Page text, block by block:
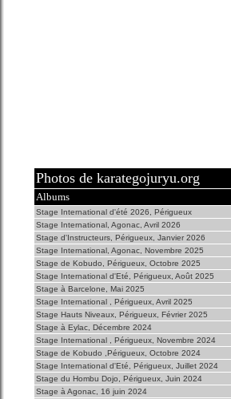
Photos de karategojuryu.org
Albums
Stage International d'été 2026, Périgueux
Stage International, Agonac, Avril 2026
Stage d'Instructeurs, Périgueux, Janvier 2026
Stage International, Agonac, Novembre 2025
Stage de Kobudo, Périgueux, Octobre 2025
Stage International d'Eté, Périgueux, Août 2025
Stage à Barcelone, Mai 2025
Stage International , Périgueux, Avril 2025
Stage Hauts Niveaux, Périgueux, Février 2025
Stage à Eylac, Décembre 2024
Stage International , Périgueux, Novembre 2024
Stage de Kobudo ,Périgueux, Octobre 2024
Stage International d'Eté, Périgueux, Juillet 2024
Stage du Hombu Dojo, Périgueux, Juin 2024
Stage à Agonac, 16 juin 2024